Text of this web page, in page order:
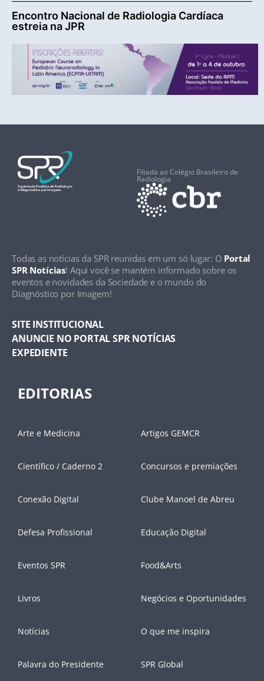
Encontro Nacional de Radiologia Cardíaca
estreia na JPR
Filiada ao Colégio Brasileiro de
Radiologia
Todas as notícias da SPR reunidas em um só lugar: O Portal
SPR Notícias! Aqui você se mantém informado sobre os
eventos e novidades da Sociedade e o mundo do
Diagnóstico por Imagem!
SITE INSTITUCIONAL
ANUNCIE NO PORTAL SPR NOTÍCIAS
EXPEDIENTE
EDITORIAS
Arte e Medicina Artigos GEMCR
Científico / Caderno 2 Concursos e premiações
Conexão Digital Clube Manoel de Abreu
Defesa Profissional Educação Digital
Eventos SPR Food&Arts
Livros Negócios e Oportunidades
Notícias O que me inspira
Palavra do Presidente SPR Global